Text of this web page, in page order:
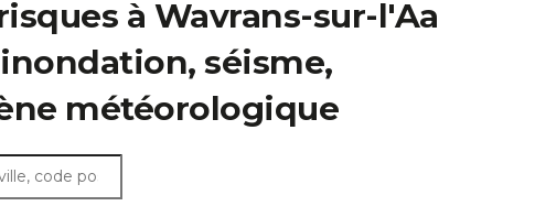
à Wavrans-sur-l'Aa
inondation, séisme,
météorologique